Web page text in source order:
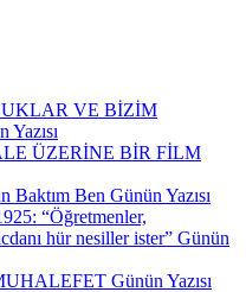
VE BİZİM
Yazısı
ÜZERİNE BİR FİLM
Baktım Ben Günün Yazısı
“Öğretmenler,
hür nesiller ister” Günün
Günün Yazısı